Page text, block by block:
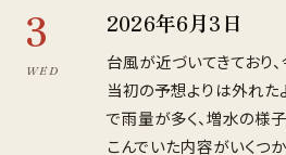
3
WED
2026年6月3日
台風が近づいてきており
当初の予想よりは外れた
で雨量が多く、増水の様
こんでいた内容がいくつ